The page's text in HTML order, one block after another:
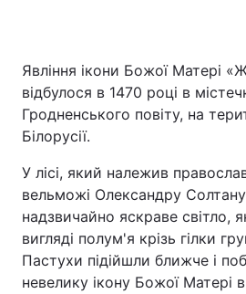
Явління ікони Божої Матері
відбулося в 1470 році в
Гродненського повіту, на
Білорусії.
У лісі, який належив
вельможі Олександру
надзвичайно яскраве світло,
вигляді полум'я крізь гілки
Пастухи підійшли ближче і
невелику ікону Божої Матері